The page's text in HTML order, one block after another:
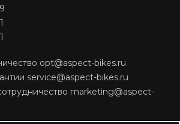
opt@aspect-bikes.ru
service@aspect-bikes.ru
marketing@aspect-